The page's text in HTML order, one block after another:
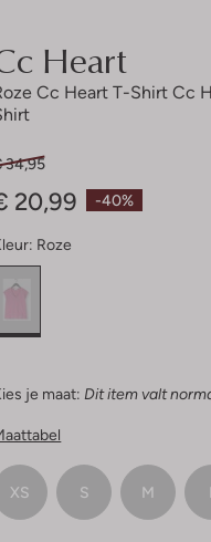
Heart
Cc Heart T-Shirt Cc
-40%
34,95
20,99
Roze
je maat: Dit item valt
XS S M L